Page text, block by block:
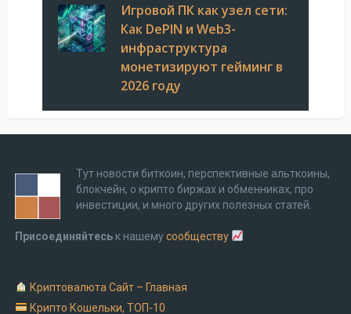
Игровой ПК как узел сети:
Как DePIN и Web3-
инфраструктура
монетизируют гейминг в
2026 году
Тут новости биткоин, перспективные альткоины,
блокчейн, о крипто биржах и обменниках, про
инвестиции, и много других полезных статей.
Присоединяйтесь к нашемусообществу
Криптовалюта Cайт – Главная
Крипто Кошельки, ТОП-10